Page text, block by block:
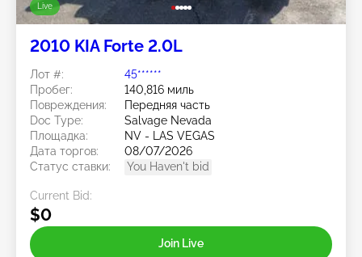
Live
2010 KIA Forte 2.0L
Лот #:
45******
Пробег:
140,816 миль
Повреждения:
Передняя часть
Doc Type:
Salvage Nevada
Площадка:
NV - LAS VEGAS
Дата торгов:
08/07/2026
Статус ставки:
You Haven't bid
Current Bid:
$0
Join Live